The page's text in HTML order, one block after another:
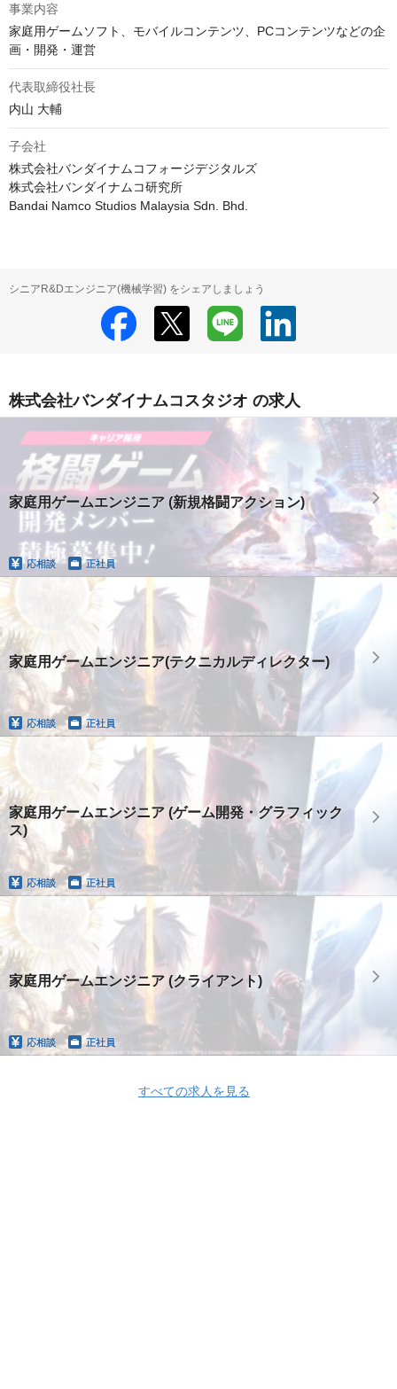
事業内容
家庭用ゲームソフト、モバイルコンテンツ、PCコンテンツなどの企
代表取締役社長
内山 大輔
子会社
株式会社バンダイナムコフォージデジタルズ
株式会社バンダイナムコ研究所
Bandai Namco Studios Malaysia Sdn. Bhd.
シニアR&Dエンジニア(機械学習) をシェアしましょう
株式会社バンダイナムコスタジオ の求人
家庭用ゲームエンジニア (新規格闘アクション)
応相談 正社員
家庭用ゲームエンジニア(テクニカルディレクター)
応相談 正社員
家庭用ゲームエンジニア (ゲーム開発・グラフィック
ス)
応相談 正社員
家庭用ゲームエンジニア (クライアント)
応相談 正社員
すべての求人を見る